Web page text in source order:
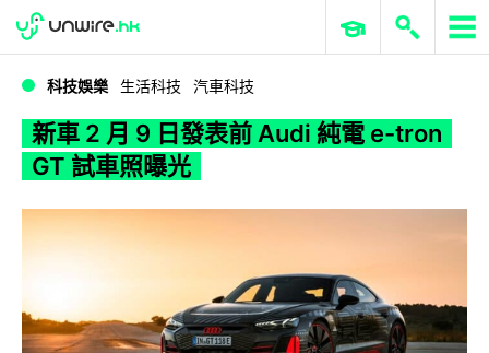
WWDC 2026 ERP 與商業 AI
科技娛樂 生活科技 汽車科技
新車 2 月 9 日發表前 Audi 純電 e-tron
GT 試車照曝光